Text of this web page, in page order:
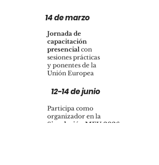
14 de marzo
Jornada de
capacitación
presencial con
sesiones prácticas
y ponentes de la
Unión Europea
12-14 de junio
Participa como
organizador en la
Simulación MEU 2026